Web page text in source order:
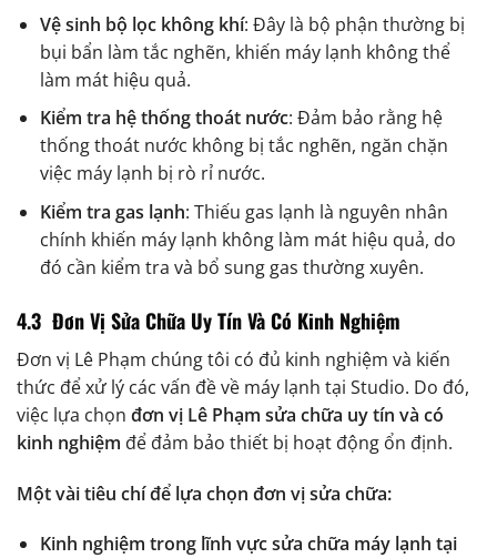
Vệ sinh bộ lọc không khí: Đây là bộ phận thường bị
bụi bẩn làm tắc nghẽn, khiến máy lạnh không thể
làm mát hiệu quả.
Kiểm tra hệ thống thoát nước: Đảm bảo rằng hệ
thống thoát nước không bị tắc nghẽn, ngăn chặn
việc máy lạnh bị rò rỉ nước.
Kiểm tra gas lạnh: Thiếu gas lạnh là nguyên nhân
chính khiến máy lạnh không làm mát hiệu quả, do
đó cần kiểm tra và bổ sung gas thường xuyên.
4.3 Đơn Vị Sửa Chữa Uy Tín Và Có Kinh Nghiệm
Đơn vị Lê Phạm chúng tôi có đủ kinh nghiệm và kiến
thức để xử lý các vấn đề về máy lạnh tại Studio. Do đó,
việc lựa chọn đơn vị Lê Phạm sửa chữa uy tín và có
kinh nghiệm để đảm bảo thiết bị hoạt động ổn định.
Một vài tiêu chí để lựa chọn đơn vị sửa chữa:
Kinh nghiệm trong lĩnh vực sửa chữa máy lạnh tại